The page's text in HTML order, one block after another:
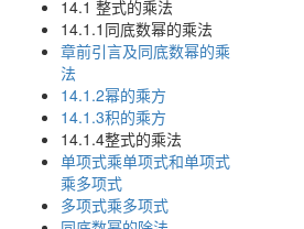
14.1 整式的乘法
14.1.1同底数幂的乘法
章前引言及同底数幂的乘
法
14.1.2幂的乘方
14.1.3积的乘方
14.1.4整式的乘法
单项式乘单项式和单项式
乘多项式
多项式乘多项式